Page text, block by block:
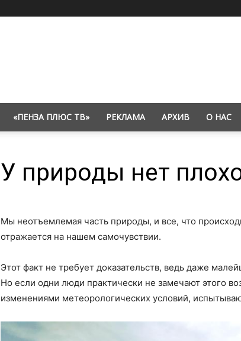
«ПЕНЗА ПЛЮС ТВ» РЕКЛАМА АРХИВ О НАС
У природы нет
Мы неотъемлемая часть природы, и все, что
отражается на нашем самочувствии.
Этот факт не требует доказательств, ведь даже
Но если одни люди практически не замечают этого
изменениями метеорологических условий,